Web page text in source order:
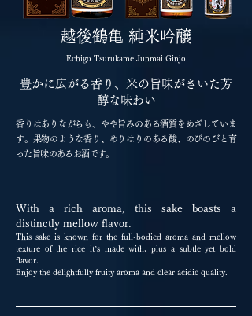
越後鶴亀 純米吟醸
Echigo Tsurukame Junmai Ginjo
豊かに広がる香り、米の旨味がきいた芳
醇な味わい
香りはありながらも、やや旨みのある酒質をめざしていま
す。果物のような香り、めりはりのある酸、のびのびと育
った旨味のあるお酒です。
With a rich aroma, this sake boasts a
distinctly mellow flavor.
This sake is known for the full-bodied aroma and mellow
texture of the rice it’s made with, plus a subtle yet bold
flavor.
Enjoy the delightfully fruity aroma and clear acidic quality.